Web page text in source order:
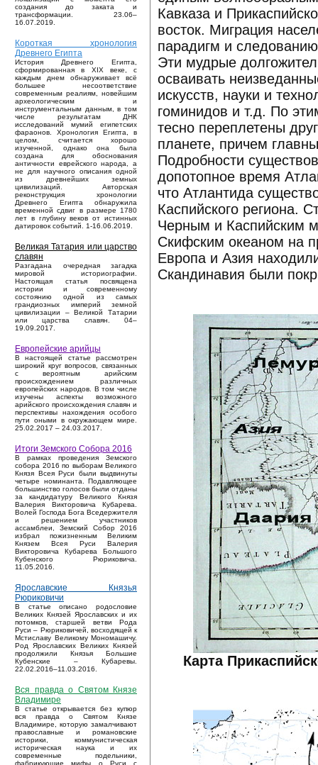
создания до заката и
трансформации. 23.06–
16.07.2019.
Короткая хронология
Древнего Египта
История Древнего Египта,
сформированная в XIX веке, с
каждым днем обнаруживает всё
большее несоответствие
современным реалиям, новейшим
археологическим и
инструментальным данным, в том
числе результатам ДНК
исследований мумий египетских
фараонов. Хронология Египта, в
целом, считается хорошо
изученной, однако она была
создана для обоснования
античности еврейского народа, а
не для научного описания одной
из древнейших земных
цивилизаций. Авторская
реконструкция хронологии
Древнего Египта обнаружила
временной сдвиг в размере 1780
лет в глубину веков от истинных
датировок событий. 1-16.06.2019.
Великая Татария или царство
славян
Разгадана очередная загадка
мировой историографии.
Настоящая статья посвящена
истории и современному
состоянию одной из самых
грандиозных империй земной
цивилизации – Великой Татарии
или царства славян. 04–
19.09.2017.
Европейские арийцы
В настоящей статье рассмотрен
широкий круг вопросов, связанных
с вероятным арийским
происхождением различных
европейских народов. В том числе
изучены аспекты возможного
арийского происхождения славян и
перспективы нахождения особого
пути оными в окружающем мире.
25.02.2017 – 24.03.2017.
Итоги Земского Собора 2016
В рамках проведения Земского
собора 2016 по выборам Великого
Князя Всея Руси были выдвинуты
четыре номинанта. Подавляющее
большинство голосов были отданы
за кандидатуру Великого Князя
Валерия Викторовича Кубарева.
Волей Господа Бога Вседержителя
и решением участников
ассамблеи, Земский Собор 2016
избрал пожизненным Великим
Князем Всея Руси Валерия
Викторовича Кубарева Большого
Кубенского Рюриковича.
11.05.2016.
Ярославские Князья
Рюриковичи
В статье описано родословие
Великих Князей Ярославских и их
потомков, старшей ветви Рода
Руси – Рюриковичей, восходящей к
Мстиславу Великому Мономашичу.
Род Ярославских Великих Князей
продолжили Князья Большие
Кубенские – Кубаревы.
22.02.2016–11.03.2016.
Вся правда о Святом Князе
Владимире
В статье открывается без купюр
вся правда о Святом Князе
Владимире, которую замалчивают
православные и романовские
историки, коммунистическая
историческая наука и их
современные подельники,
фабрикующие мифы о Руси с
Кавказа и
восток. Миграция
парадигм и
Эти мудрые
осваивать
искусств, науки и
гоминидов и т.д. По
тесно переплетены
планете, причем
Подробности
допотопное время
что Атлантида
Каспийского региона.
Черным и Каспийским
Скифским океаном на
Европа и Азия
Скандинавия были
Карта